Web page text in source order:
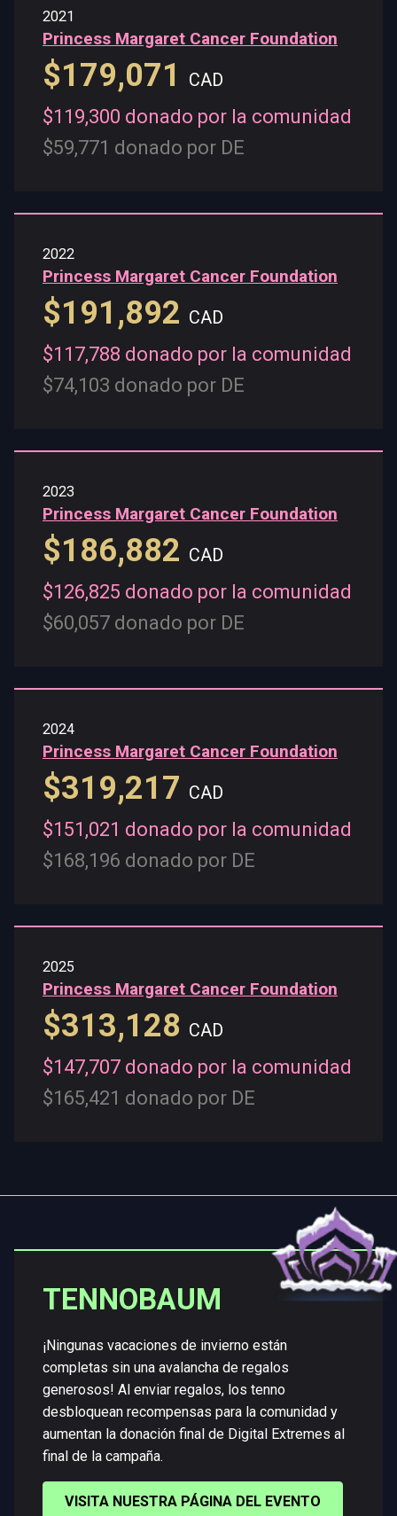
2021
Princess Margaret Cancer Foundation
$179,071 CAD
$119,300 donado por la comunidad
$59,771 donado por DE
2022
Princess Margaret Cancer Foundation
$191,892 CAD
$117,788 donado por la comunidad
$74,103 donado por DE
2023
Princess Margaret Cancer Foundation
$186,882 CAD
$126,825 donado por la comunidad
$60,057 donado por DE
2024
Princess Margaret Cancer Foundation
$319,217 CAD
$151,021 donado por la comunidad
$168,196 donado por DE
2025
Princess Margaret Cancer Foundation
$313,128 CAD
$147,707 donado por la comunidad
$165,421 donado por DE
TENNOBAUM
¡Ningunas vacaciones de invierno están
completas sin una avalancha de regalos
generosos! Al enviar regalos, los tenno
desbloquean recompensas para la comunidad y
aumentan la donación final de Digital Extremes al
final de la campaña.
VISITA NUESTRA PÁGINA DEL EVENTO